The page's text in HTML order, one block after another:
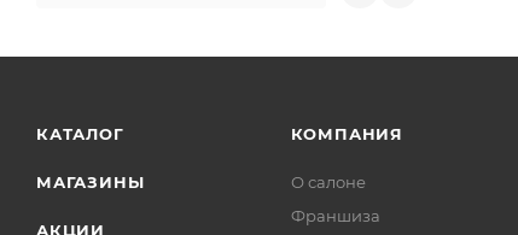
КАТАЛОГ
МАГАЗИНЫ
АКЦИИ
КОМПАНИЯ
О салоне
Франшиза